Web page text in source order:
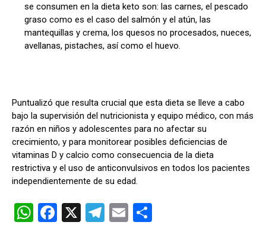
se consumen en la dieta keto son: las carnes, el pescado
graso como es el caso del salmón y el atún, las
mantequillas y crema, los quesos no procesados, nueces,
avellanas, pistaches, así como el huevo.
Puntualizó que resulta crucial que esta dieta se lleve a cabo
bajo la supervisión del nutricionista y equipo médico, con más
razón en niños y adolescentes para no afectar su
crecimiento, y para monitorear posibles deficiencias de
vitaminas D y calcio como consecuencia de la dieta
restrictiva y el uso de anticonvulsivos en todos los pacientes
independientemente de su edad.
W
F
X
T
E